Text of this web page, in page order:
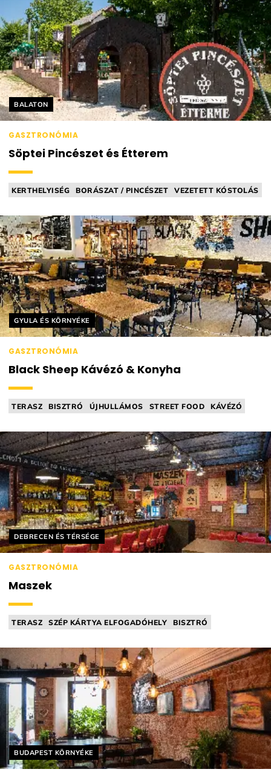
Helyszín címkék:
BALATON
GASZTRONÓMIA
Söptei Pincészet és Étterem
KERTHELYISÉG BORÁSZAT / PINCÉSZET
VEZETETT KÓSTOLÁS
Helyszín címkék:
GYULA ÉS KÖRNYÉKE
GASZTRONÓMIA
Black Sheep Kávézó & Konyha
TERASZ BISZTRÓ ÚJHULLÁMOS STREET FOOD KÁVÉZÓ
Helyszín címkék:
DEBRECEN ÉS TÉRSÉGE
GASZTRONÓMIA
Maszek
TERASZ SZÉP KÁRTYA ELFOGADÓHELY
BISZTRÓ
Helyszín címkék:
BUDAPEST KÖRNYÉKE